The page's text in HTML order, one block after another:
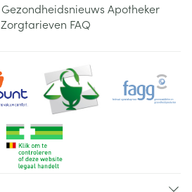
Gezondheidsnieuws Apotheker
Zorgtarieven FAQ